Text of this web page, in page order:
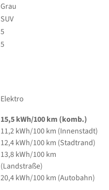
Grau
SUV
5
5
Elektro
15,5 kWh/100 km (komb.)
11,2 kWh/100 km (Innenstadt)
12,4 kWh/100 km (Stadtrand)
13,8 kWh/100 km
(Landstraße)
20,4 kWh/100 km (Autobahn)